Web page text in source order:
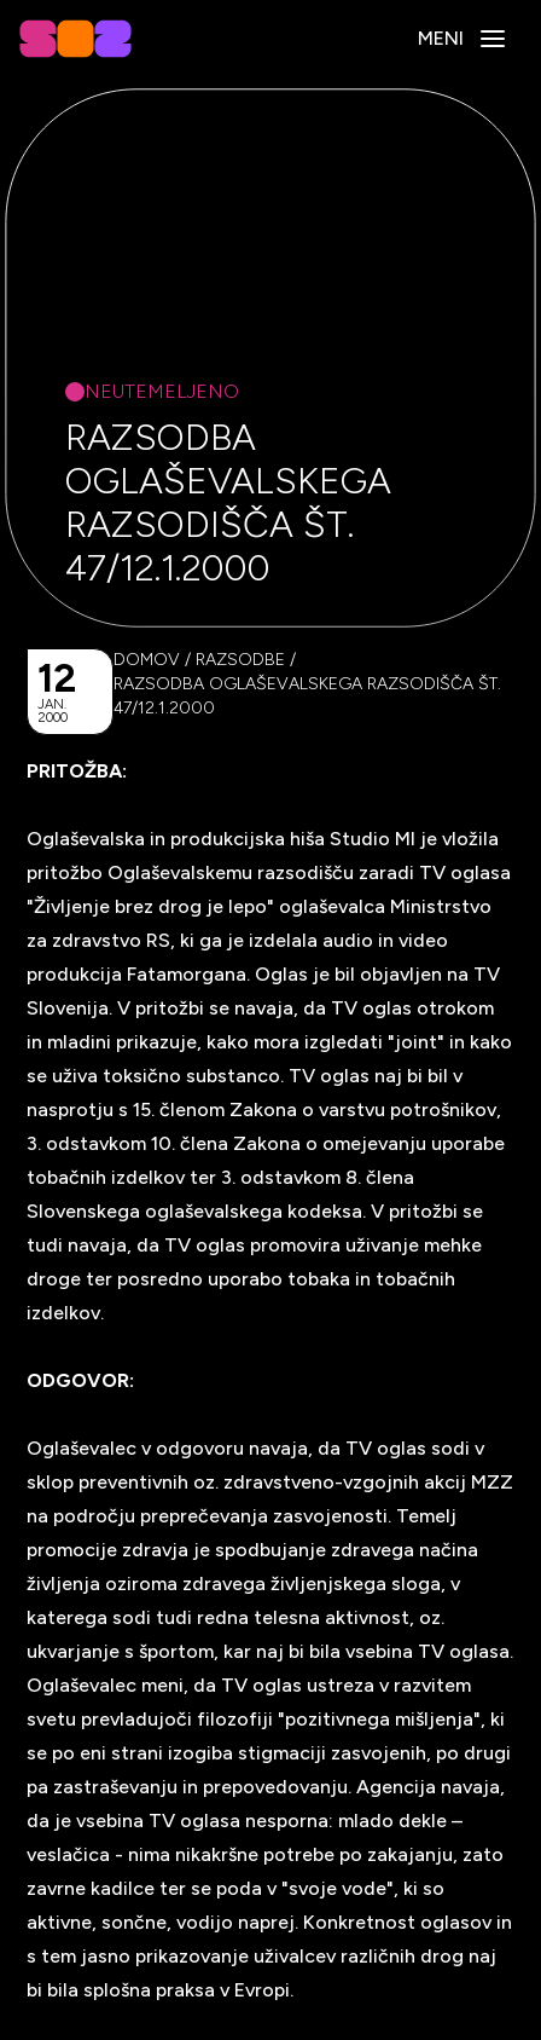
MENI
NEUTEMELJENO
RAZSODBA
OGLAŠEVALSKEGA
RAZSODIŠČA ŠT.
47/12.1.2000
12
JAN.
2000
DOMOV / RAZSODBE /
RAZSODBA OGLAŠEVALSKEGA RAZSODIŠČA ŠT.
47/12.1.2000
PRITOŽBA:
Oglaševalska in produkcijska hiša Studio MI je vložila
pritožbo Oglaševalskemu razsodišču zaradi TV oglasa
"Življenje brez drog je lepo" oglaševalca Ministrstvo
za zdravstvo RS, ki ga je izdelala audio in video
produkcija Fatamorgana. Oglas je bil objavljen na TV
Slovenija. V pritožbi se navaja, da TV oglas otrokom
in mladini prikazuje, kako mora izgledati "joint" in kako
se uživa toksično substanco. TV oglas naj bi bil v
nasprotju s 15. členom Zakona o varstvu potrošnikov,
3. odstavkom 10. člena Zakona o omejevanju uporabe
tobačnih izdelkov ter 3. odstavkom 8. člena
Slovenskega oglaševalskega kodeksa. V pritožbi se
tudi navaja, da TV oglas promovira uživanje mehke
droge ter posredno uporabo tobaka in tobačnih
izdelkov.
ODGOVOR:
Oglaševalec v odgovoru navaja, da TV oglas sodi v
sklop preventivnih oz. zdravstveno-vzgojnih akcij MZZ
na področju preprečevanja zasvojenosti. Temelj
promocije zdravja je spodbujanje zdravega načina
življenja oziroma zdravega življenjskega sloga, v
katerega sodi tudi redna telesna aktivnost, oz.
ukvarjanje s športom, kar naj bi bila vsebina TV oglasa.
Oglaševalec meni, da TV oglas ustreza v razvitem
svetu prevladujoči filozofiji "pozitivnega mišljenja", ki
se po eni strani izogiba stigmaciji zasvojenih, po drugi
pa zastraševanju in prepovedovanju. Agencija navaja,
da je vsebina TV oglasa nesporna: mlado dekle –
veslačica - nima nikakršne potrebe po zakajanju, zato
zavrne kadilce ter se poda v "svoje vode", ki so
aktivne, sončne, vodijo naprej. Konkretnost oglasov in
s tem jasno prikazovanje uživalcev različnih drog naj
bi bila splošna praksa v Evropi.